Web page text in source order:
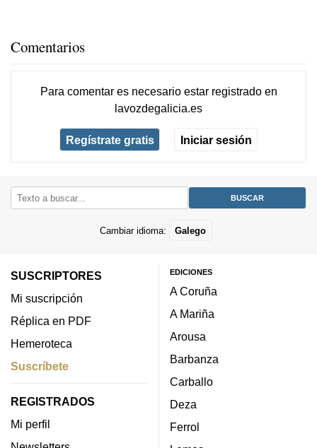
Comentarios
Para comentar es necesario estar registradoen
lavozdegalicia.es
Regístrate gratis Iniciar sesión
Cambiar idioma: Galego
SUSCRIPTORES
Mi suscripción
Réplica en PDF
Hemeroteca
Suscríbete
REGISTRADOS
Mi perfil
EDICIONES
A Coruña
A Mariña
Arousa
Barbanza
Carballo
Deza
Ferrol